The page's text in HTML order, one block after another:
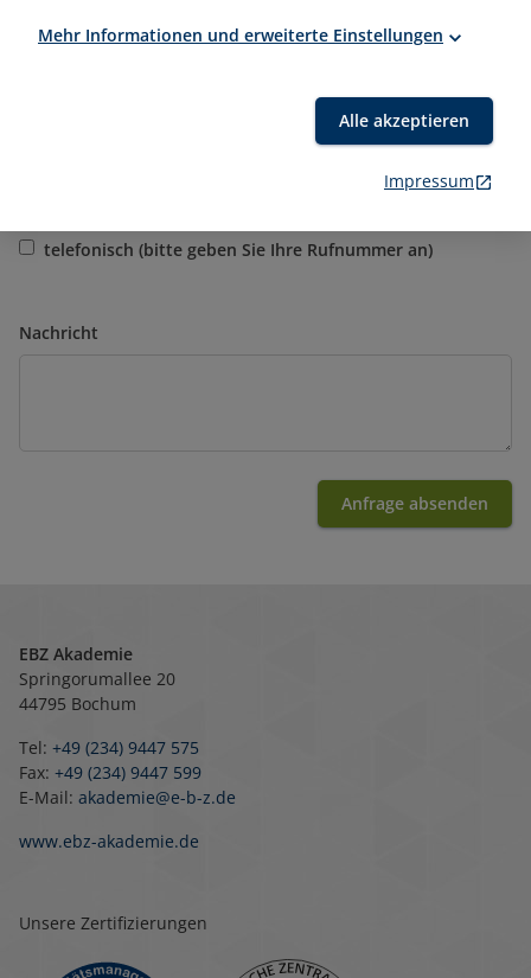
Trainerwunsch
telefonisch (bitte geben Sie Ihre Rufnummer an)
Nachricht
Anfrage absenden
EBZ Akademie
Springorumallee 20
44795 Bochum
Tel: +49 (234) 9447 575
Fax: +49 (234) 9447 599
E-Mail: akademie@e-b-z.de
www.ebz-akademie.de
Unsere Zertifizierungen
Mehr Informationen und erweiterte Einstellungen
Alle akzeptieren
Impressum